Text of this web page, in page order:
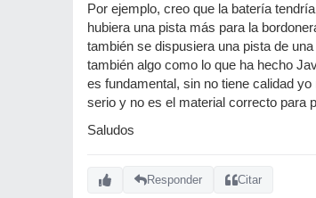
Por ejemplo, creo que la batería
hubiera una pista más para la
también se dispusiera una pista de
también algo como lo que ha hecho
es fundamental, sin no tiene calidad
serio y no es el material correcto para
Saludos
Responder Citar